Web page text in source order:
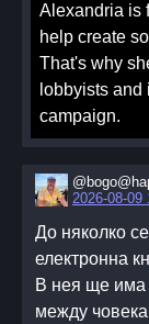
Alexandria is
help create
That's why
lobbyists
campaign.
2026-08-09
До няколко
електронна
В нея ще има
между